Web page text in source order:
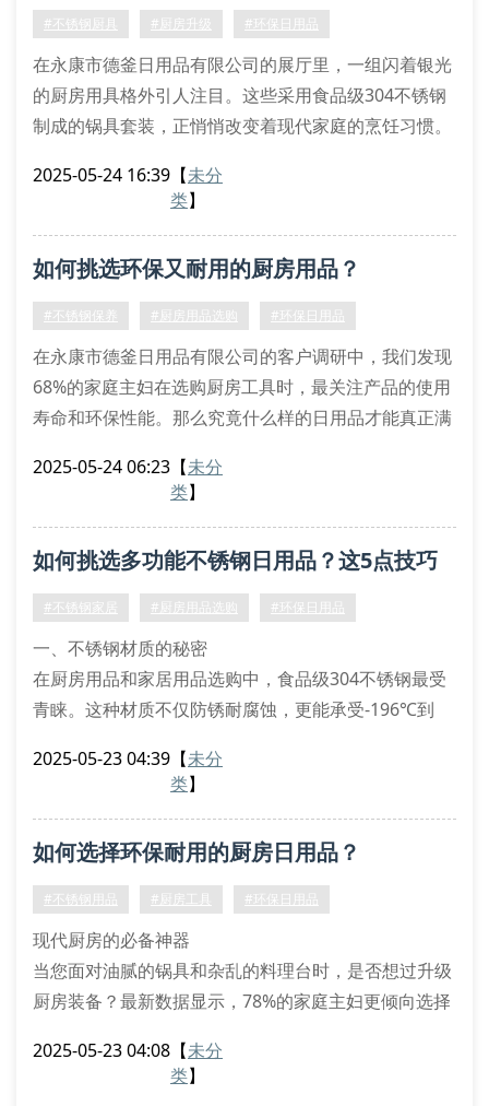
比传统铁质炊具，不锈钢双层
#不锈钢厨具 #厨房升级 #环保日用品
在永康市德釜日用品有限公司的展厅里，一组闪着银光
的厨房用具格外引人注目。这些采用食品级304不锈钢
制成的锅具套装，正悄悄改变着现代家庭的烹饪习惯。
每年15%的增速占领厨房用品市场。
势。首先，双层复合结构的不锈钢炒锅能实现均匀导
热，避免传统铁锅易糊底的困扰。其次，经过电解抛光
2025-05-24 16:39 【未分
类】
如何挑选环保又耐用的厨房用品？
#不锈钢保养 #厨房用品选购 #环保日用品
在永康市德釜日用品有限公司的客户调研中，我们发现
68%的家庭主妇在选购厨房工具时，最关注产品的使用
寿命和环保性能。那么究竟什么样的日用品才能真正满
一、材质选择有诀窍
者在挑选削皮器、沥水篮时，注意观察焊接处是否采用
无缝工艺。最近热销的双层隔热餐盒，就因其内外层采
2025-05-24 06:23 【未分
类】
如何挑选多功能不锈钢日用品？这5点技巧
太实用了！
#不锈钢家居 #厨房用品选购 #环保日用品
一、不锈钢材质的秘密
在厨房用品和家居用品选购中，食品级304不锈钢最受
青睐。这种材质不仅防锈耐腐蚀，更能承受-196℃到
sus304″标识，避免购买到201伪劣钢材。
降解包装和节水设计。比如双层沥水篮采用镂空结构，
比传统塑料制品节水30%。丝扣结构的密封罐能重复使
2025-05-23 04:39 【未分
类】
如何选择环保耐用的厨房日用品？
#不锈钢用品 #厨房工具 #环保日用品
现代厨房的必备神器
当您面对油腻的锅具和杂乱的料理台时，是否想过升级
厨房装备？最新数据显示，78%的家庭主妇更倾向选择
具为例，其抗菌特性可减少70%的细菌残留，特别适合
2025-05-23 04:08 【未分
类】